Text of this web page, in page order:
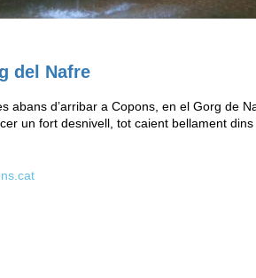
del Nafre
abans d’arribar a Copons, en el Gorg de
un fort desnivell, tot caient bellament dins